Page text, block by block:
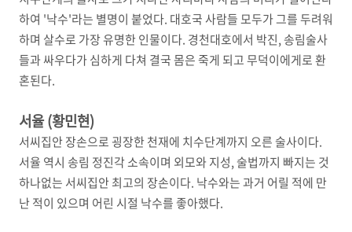
하여 '낙수'라는 별명이 붙었다. 대호국 사람들 모두가 그를 두려워
하며 살수로 가장 유명한 인물이다. 경천대호에서 박진, 송림술사
들과 싸우다가 심하게 다쳐 결국 몸은 죽게 되고 무덕이에게로 환
혼된다.
서율 (황민현)
서씨집안 장손으로 굉장한 천재에 치수단계까지 오른 술사이다.
서율 역시 송림 정진각 소속이며 외모와 지성, 술법까지 빠지는 것
하나없는 서씨집안 최고의 장손이다. 낙수와는 과거 어릴 적에 만
난 적이 있으며 어린 시절 낙수를 좋아했다.